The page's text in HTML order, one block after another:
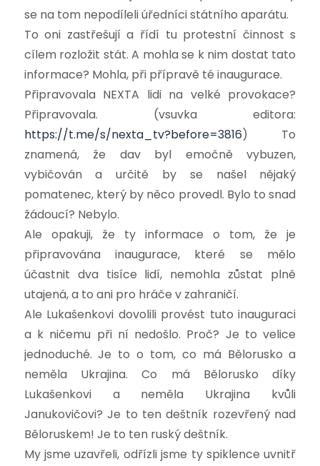
se na tom nepodíleli úředníci státního aparátu.
To oni zastřešují a řídí tu protestní činnost s
cílem rozložit stát. A mohla se k nim dostat tato
informace? Mohla, při přípravě té inaugurace.
Připravovala NEXTA lidi na velké provokace?
Připravovala. (vsuvka editora:
https://t.me/s/nexta_tv?before=3816) To
znamená, že dav byl emočně vybuzen,
vybičován a určitě by se našel nějaký
pomatenec, který by něco provedl. Bylo to snad
žádoucí? Nebylo.
Ale opakuji, že ty informace o tom, že je
připravována inaugurace, které se mělo
účastnit dva tisíce lidí, nemohla zůstat plně
utajená, a to ani pro hráče v zahraničí.
Ale Lukašenkovi dovolili provést tuto inauguraci
a k ničemu při ní nedošlo. Proč? Je to velice
jednoduché. Je to o tom, co má Bělorusko a
neměla Ukrajina. Co má Bělorusko díky
Lukašenkovi a neměla Ukrajina kvůli
Janukovičovi? Je to ten deštník rozevřený nad
Běloruskem! Je to ten ruský deštník.
My jsme uzavřeli, odřízli jsme ty spiklence uvnitř